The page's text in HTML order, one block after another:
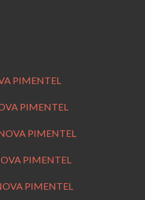
PIMENTEL
PIMENTEL
PIMENTEL
PIMENTEL
PIMENTEL